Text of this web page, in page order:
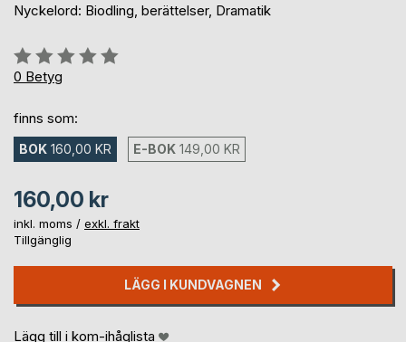
Nyckelord: Biodling, berättelser, Dramatik
Betyg::
0%
0 Betyg
finns som:
BOK 160,00 KR E-BOK 149,00 KR
160,00 kr
inkl. moms / exkl. frakt
Tillgänglig
LÄGG I KUNDVAGNEN
Lägg till i kom-ihåglista